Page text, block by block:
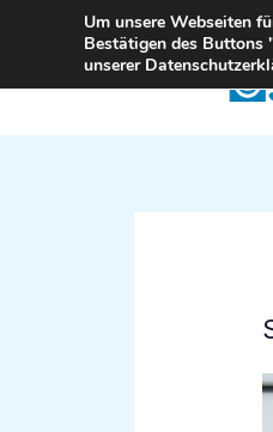
springen
Um unsere Webseiten
Bestätigen des Buttons
unserer